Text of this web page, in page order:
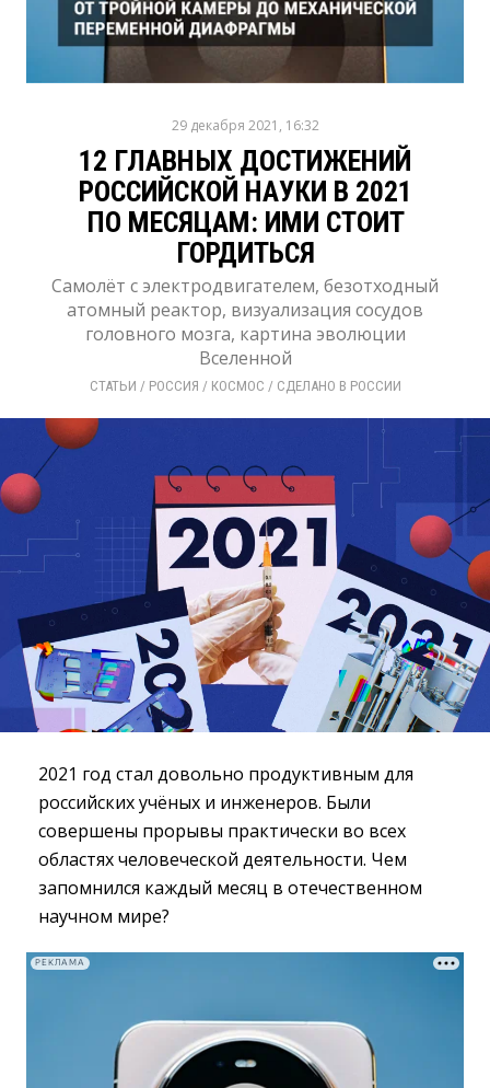
29 декабря 2021, 16:32
12 ГЛАВНЫХ ДОСТИЖЕНИЙ
РОССИЙСКОЙ НАУКИ В 2021
ПО МЕСЯЦАМ: ИМИ СТОИТ
ГОРДИТЬСЯ
Самолёт с электродвигателем, безотходный
атомный реактор, визуализация сосудов
головного мозга, картина эволюции
Вселенной
СТАТЬИ / РОССИЯ / КОСМОС / СДЕЛАНО В РОССИИ
2021 год стал довольно продуктивным для
российских учёных и инженеров. Были
совершены прорывы практически во всех
областях человеческой деятельности. Чем
запомнился каждый месяц в отечественном
научном мире?
РЕКЛАМА